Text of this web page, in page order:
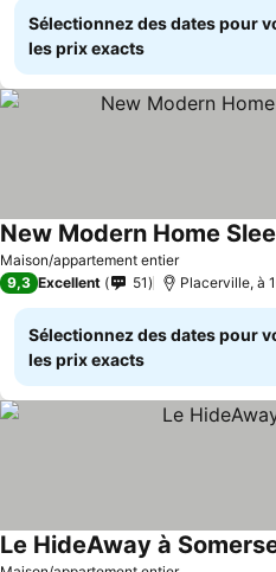
Sélectionnez des dates pour
les prix exacts
Maison/appartement entier
New Modern Home
9,3 Excellent 51 Placerville, à
Sélectionnez des dates pour
les prix exacts
Le HideAway à